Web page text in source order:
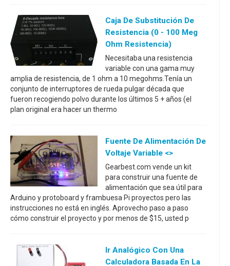
Caja De Substitución De
Resistencia (0 - 100 Meg
Ohm Resistencia)
Necesitaba una resistencia
variable con una gama muy
amplia de resistencia, de 1 ohm a 10 megohms.Tenía un
conjunto de interruptores de rueda pulgar década que
fueron recogiendo polvo durante los últimos 5 + años (el
plan original era hacer un thermo
Fuente De Alimentación De
Voltaje Variable <>
Gearbest.com vende un kit
para construir una fuente de
alimentación que sea útil para
Arduino y protoboard y frambuesa Pi proyectos pero las
instrucciones no está en inglés. Aprovecho paso a paso
cómo construir el proyecto y por menos de $15, usted p
Ir Analógico Con Una
Calculadora Basada En La